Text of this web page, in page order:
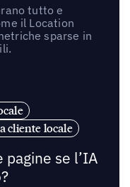
tutto e
il Location
sparse in
cliente locale
se l’IA